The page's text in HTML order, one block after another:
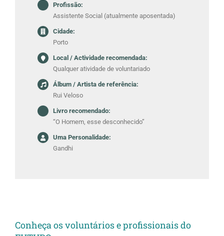
Profissão:
Assistente Social (atualmente aposentada)
Cidade:
Porto
Local / Actividade recomendada:
Qualquer atividade de voluntariado
Álbum / Artista de referência:
Rui Veloso
Livro recomendado:
“O Homem, esse desconhecido”
Uma Personalidade:
Gandhi
Conheça os voluntários e profissionais do